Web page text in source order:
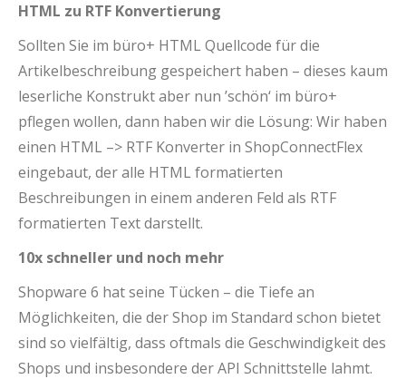
HTML zu RTF Konvertierung
Sollten Sie im büro+ HTML Quellcode für die
Artikelbeschreibung gespeichert haben – dieses kaum
leserliche Konstrukt aber nun ’schön‘ im büro+
pflegen wollen, dann haben wir die Lösung: Wir haben
einen HTML –> RTF Konverter in ShopConnectFlex
eingebaut, der alle HTML formatierten
Beschreibungen in einem anderen Feld als RTF
formatierten Text darstellt.
10x schneller und noch mehr
Shopware 6 hat seine Tücken – die Tiefe an
Möglichkeiten, die der Shop im Standard schon bietet
sind so vielfältig, dass oftmals die Geschwindigkeit des
Shops und insbesondere der API Schnittstelle lahmt.